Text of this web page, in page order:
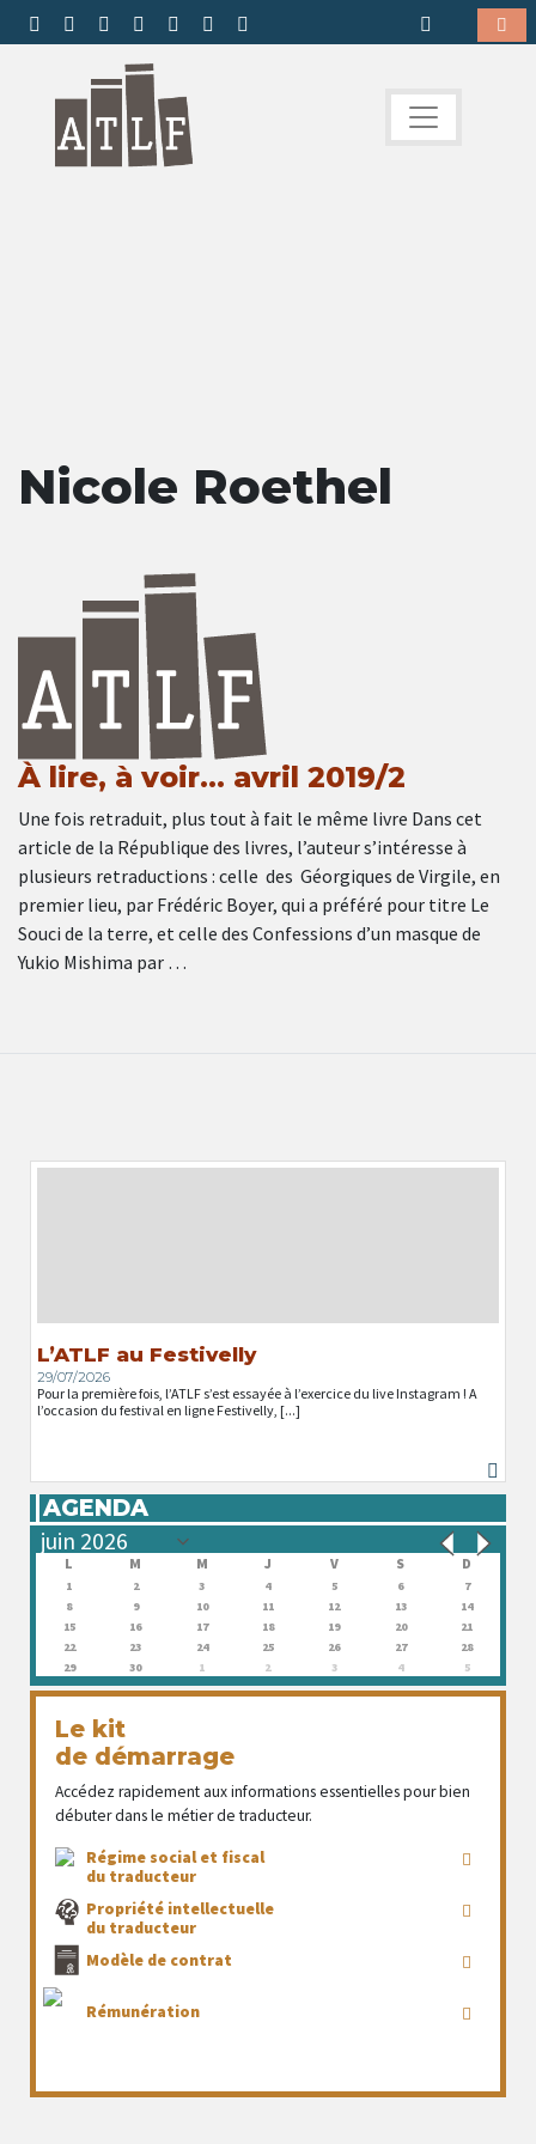
Nicole Roethel
À lire, à voir… avril 2019/2
Une fois retraduit, plus tout à fait le même livre Dans cet
article de la République des livres, l’auteur s’intéresse à
plusieurs retraductions : celle des Géorgiques de Virgile, en
premier lieu, par Frédéric Boyer, qui a préféré pour titre Le
Souci de la terre, et celle des Confessions d’un masque de
Yukio Mishima par …
L’ATLF au Festivelly
29/07/2026
Pour la première fois, l’ATLF s’est essayée à l’exercice du live Instagram ! A
l’occasion du festival en ligne Festivelly, [...]
AGENDA
L M M J V S D
1 2 3 4 5 6
7
8
9 10 11 12 13
14
15
16 17 18 19 20
21
22
23 24 25 26 27
28
29
30 1 2 3 4 5
Le kit
de démarrage
Accédez rapidement aux informations essentielles pour bien
débuter dans le métier de traducteur.
Régime social et fiscal
du traducteur
Propriété intellectuelle
du traducteur
Modèle de contrat
Rémunération